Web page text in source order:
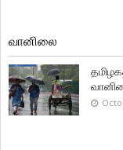
வானிலை